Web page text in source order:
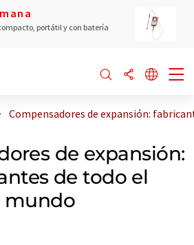
portátil y con batería
Compensadores de expansión:
de expansión:
de todo el
mundo